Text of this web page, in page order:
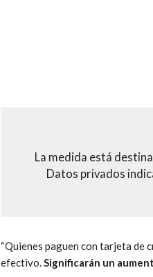
La medida está
Datos privados
“Quienes paguen con tarjeta de
efectivo.Significarán un